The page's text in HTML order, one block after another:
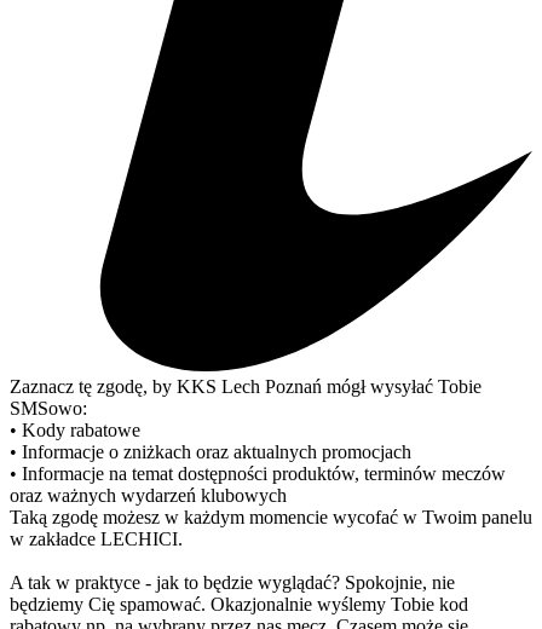
Zaznacz tę zgodę, by KKS Lech Poznań mógł wysyłać Tobie
SMSowo:
• Kody rabatowe
• Informacje o zniżkach oraz aktualnych promocjach
• Informacje na temat dostępności produktów, terminów meczów
oraz ważnych wydarzeń klubowych
Taką zgodę możesz w każdym momencie wycofać w Twoim panelu
w zakładce LECHICI.
A tak w praktyce - jak to będzie wyglądać? Spokojnie, nie
będziemy Cię spamować. Okazjonalnie wyślemy Tobie kod